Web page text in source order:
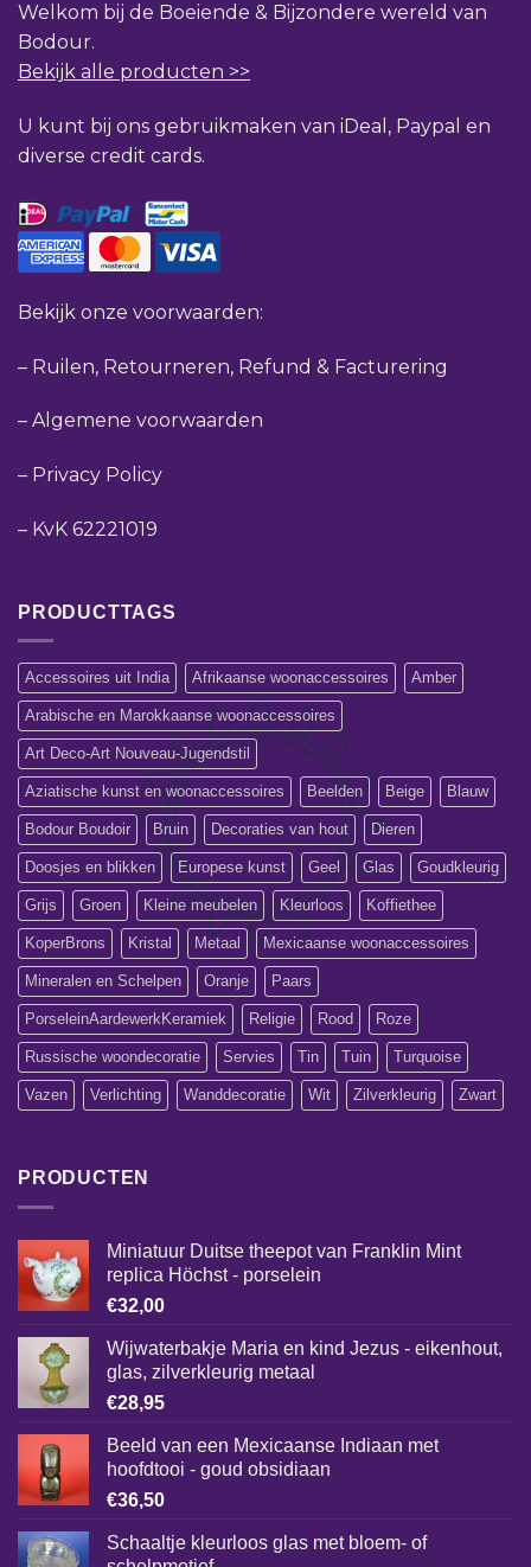
Welkom bij de Boeiende & Bijzondere wereld van
Bodour.
Bekijk alle producten >>
U kunt bij ons gebruikmaken van iDeal, Paypal en
diverse credit cards.
Bekijk onze voorwaarden:
– Ruilen, Retourneren, Refund & Facturering
– Algemene voorwaarden
– Privacy Policy
– KvK 62221019
PRODUCTTAGS
Accessoires uit India Afrikaanse woonaccessoires Amber
Arabische en Marokkaanse woonaccessoires
Art Deco-Art Nouveau-Jugendstil
Aziatische kunst en woonaccessoires Beelden Beige Blauw
Bodour Boudoir Bruin Decoraties van hout Dieren
Doosjes en blikken Europese kunst Geel Glas Goudkleurig
Grijs Groen Kleine meubelen Kleurloos Koffiethee
KoperBrons Kristal Metaal Mexicaanse woonaccessoires
Mineralen en Schelpen Oranje Paars
PorseleinAardewerkKeramiek Religie Rood Roze
Russische woondecoratie Servies Tin Tuin Turquoise
Vazen Verlichting Wanddecoratie Wit Zilverkleurig Zwart
PRODUCTEN
Miniatuur Duitse theepot van Franklin Mint
replica Höchst - porselein
€32,00
Wijwaterbakje Maria en kind Jezus - eikenhout,
glas, zilverkleurig metaal
€28,95
Beeld van een Mexicaanse Indiaan met
hoofdtooi - goud obsidiaan
€36,50
Schaaltje kleurloos glas met bloem- of